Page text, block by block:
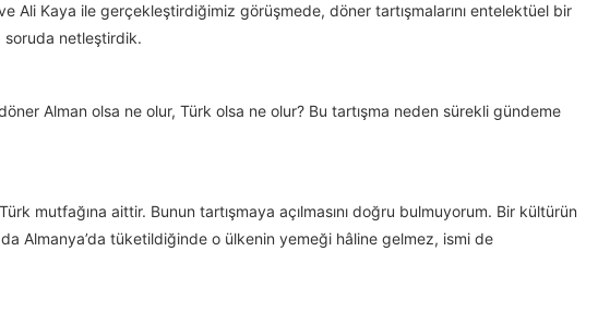
Ali Kaya ile gerçekleştirdiğimiz görüşmede, döner tartışmalarını entelektüel bir
soruda netleştirdik.
Alman olsa ne olur, Türk olsa ne olur? Bu tartışma neden sürekli gündeme
mutfağına aittir. Bunun tartışmaya açılmasını doğru bulmuyorum. Bir kültürün
Almanya’da tüketildiğinde o ülkenin yemeği hâline gelmez, ismi de